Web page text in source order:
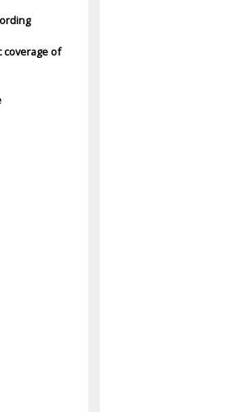
coverage of